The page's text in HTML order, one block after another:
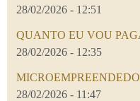
28/02/2026 - 12:51
QUANTO EU VOU
28/02/2026 - 12:35
28/02/2026 - 11:47